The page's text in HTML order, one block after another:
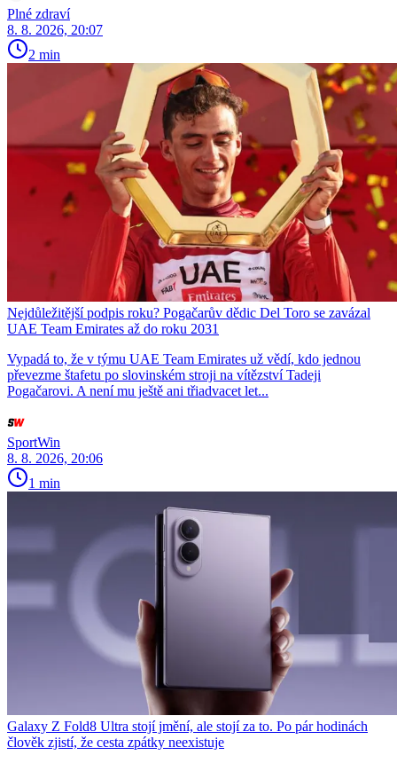
Plné zdraví
8. 8. 2026, 20:07
2 min
Nejdůležitější podpis roku? Pogačarův dědic Del Toro se zavázal
UAE Team Emirates až do roku 2031
Vypadá to, že v týmu UAE Team Emirates už vědí, kdo jednou
převezme štafetu po slovinském stroji na vítězství Tadeji
Pogačarovi. A není mu ještě ani třiadvacet let...
SportWin
8. 8. 2026, 20:06
1 min
Galaxy Z Fold8 Ultra stojí jmění, ale stojí za to. Po pár hodinách
člověk zjistí, že cesta zpátky neexistuje